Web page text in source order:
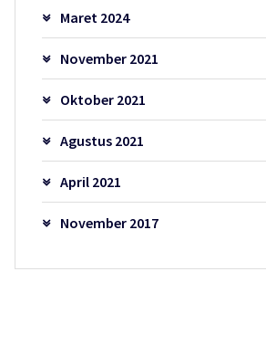
Maret 2024
November 2021
Oktober 2021
Agustus 2021
April 2021
November 2017